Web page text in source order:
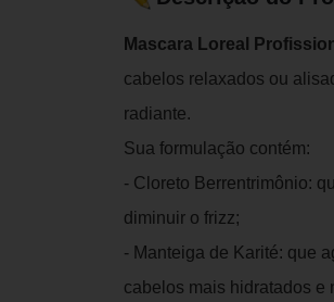
Mascara Loreal
cabelos relaxados ou
radiante.
Sua formulação contém:
- Cloreto Berrentrimônio:
diminuir o frizz;
- Manteiga de Karité: que
cabelos mais hidratados e